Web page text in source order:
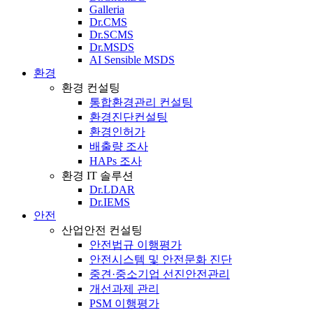
Galleria
Dr.CMS
Dr.SCMS
Dr.MSDS
AI Sensible MSDS
환경
환경 컨설팅
통합환경관리 컨설팅
환경진단컨설팅
환경인허가
배출량 조사
HAPs 조사
환경 IT 솔루션
Dr.LDAR
Dr.IEMS
안전
산업안전 컨설팅
안전법규 이행평가
안전시스템 및 안전문화 진단
중견·중소기업 선진안전관리
개선과제 관리
PSM 이행평가